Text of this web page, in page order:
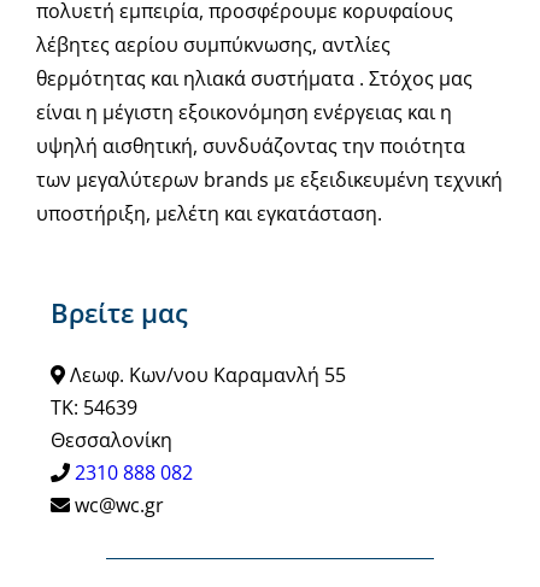
Βρείτε μας
Λεωφ. Κων/νου Καραμανλή 55
ΤΚ: 54639
Θεσσαλονίκη
2310 888 082
wc@wc.gr
πολυετή εμπειρία, προσφέρουμε κορυφαίους
λέβητες αερίου συμπύκνωσης, αντλίες
θερμότητας και ηλιακά συστήματα . Στόχος μας
είναι η μέγιστη εξοικονόμηση ενέργειας και η
υψηλή αισθητική, συνδυάζοντας την ποιότητα
των μεγαλύτερων brands με εξειδικευμένη τεχνική
υποστήριξη, μελέτη και εγκατάσταση.